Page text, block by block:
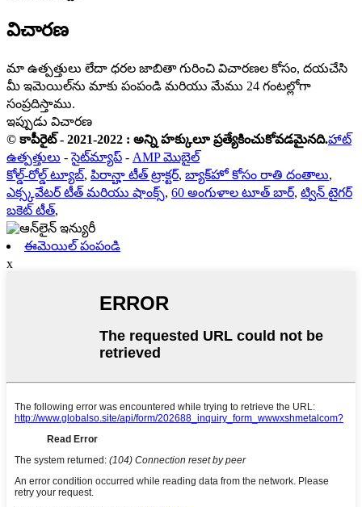
విచారణ
మా ఉత్పత్తులు లేదా ధరల జాబితా గురించి విచారణల కోసం, దయచేసి
మీ ఇమెయిల్‌ను మాకు పంపండి మరియు మేము 24 గంటల్లోగా
సంప్రదిస్తాము.
ఇప్పుడు విచారణ
© కాపీరైట్ - 2021-2022 : అన్ని హక్కులూ ప్రత్యేకించుకోవడమైనది.హాట్
ఉత్పత్తులు -సైట్‌మ్యాప్ - AMP మొబైల్
కోల్డ్-రోల్డ్ ట్యూబ్, పిరాన్హా టీత్ ట్రాక్టర్, బ్యాక్‌హో కోసం రాతి దంతాలు,
ఎక్స్కవేటర్ టీత్ మరియు షాంక్స్, 60 అంగుళాల టూత్ బార్, ట్విన్ టైగర్
బకెట్ టీత్,
ఈమెయిల్ పంపండి
x